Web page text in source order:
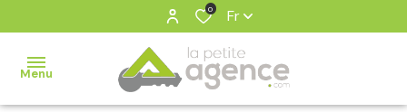
0 Fr
Menu